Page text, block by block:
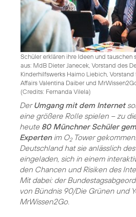
Schüler erklären ihre Ideen und tauschen
aus: MdB Dieter Janecek, Vorstand des
Kinderhilfswerks Haimo Liebich,
Affairs Valentina Daiber und
(Credits: Fernanda Vilela)
Der Umgang mit dem Internet
eine größere Rolle spielen – zu
heute 80 Münchner Schüler
Expertenim O2Tower
Deutschland hat sie anlässlich des
eingeladen, sich in einem
den Chancen und Risiken des
Mit dabei: der
von Bündnis 90/Die Grünen und
MrWissen2Go.